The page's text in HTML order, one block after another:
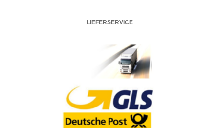
LIEFERSERVICE